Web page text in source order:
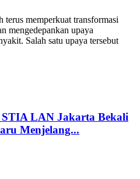
memperkuat transformasi
mengedepankan upaya
Salah satu upaya tersebut
LAN Jakarta Bekali
Menjelang...